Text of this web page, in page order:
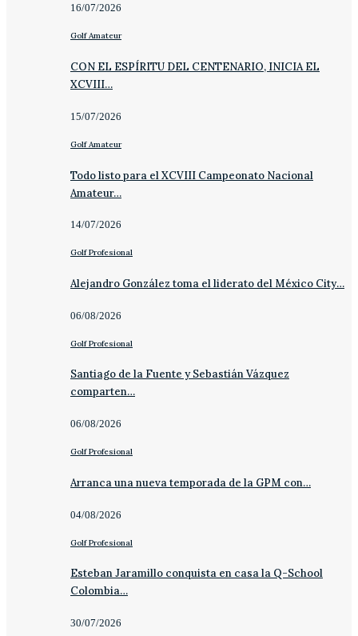
16/07/2026
Golf Amateur
CON EL ESPÍRITU DEL CENTENARIO, INICIA EL
XCVIII…
15/07/2026
Golf Amateur
Todo listo para el XCVIII Campeonato Nacional
Amateur…
14/07/2026
Golf Profesional
Alejandro González toma el liderato del México City…
06/08/2026
Golf Profesional
Santiago de la Fuente y Sebastián Vázquez
comparten…
06/08/2026
Golf Profesional
Arranca una nueva temporada de la GPM con…
04/08/2026
Golf Profesional
Esteban Jaramillo conquista en casa la Q-School
Colombia…
30/07/2026